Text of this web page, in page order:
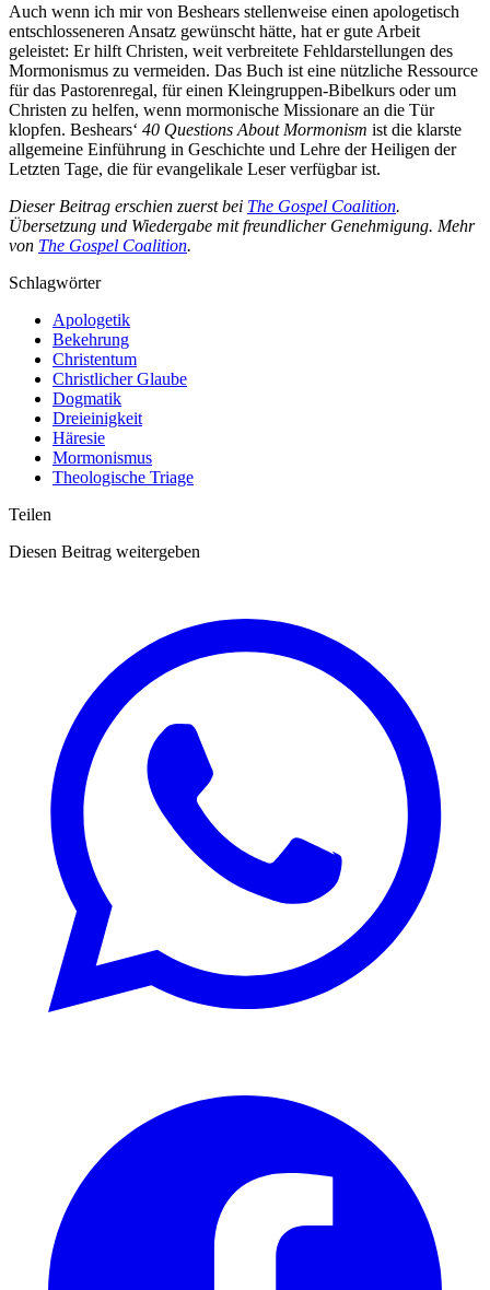
Auch wenn ich mir von Beshears stellenweise einen apologetisch
entschlosseneren Ansatz gewünscht hätte, hat er gute Arbeit
geleistet: Er hilft Christen, weit verbreitete Fehldarstellungen des
Mormonismus zu vermeiden. Das Buch ist eine nützliche Ressource
für das Pastorenregal, für einen Kleingruppen-Bibelkurs oder um
Christen zu helfen, wenn mormonische Missionare an die Tür
klopfen. Beshears‘ 40 Questions About Mormonism ist die klarste
allgemeine Einführung in Geschichte und Lehre der Heiligen der
Letzten Tage, die für evangelikale Leser verfügbar ist.
Dieser Beitrag erschien zuerst bei The Gospel Coalition.
Übersetzung und Wiedergabe mit freundlicher Genehmigung. Mehr
von The Gospel Coalition.
Schlagwörter
Apologetik
Bekehrung
Christentum
Christlicher Glaube
Dogmatik
Dreieinigkeit
Häresie
Mormonismus
Theologische Triage
Teilen
Diesen Beitrag weitergeben